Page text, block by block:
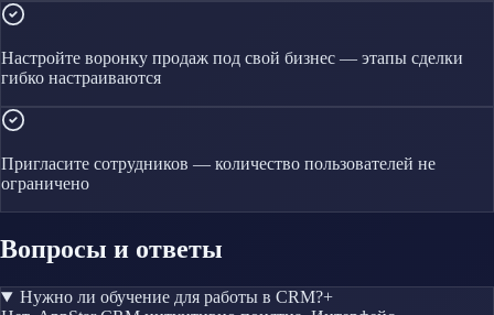
Настройте воронку продаж под свой бизнес — этапы сделки
гибко настраиваются
Пригласите сотрудников — количество пользователей не
ограничено
Вопросы и ответы
Нужно ли обучение для работы в CRM?+